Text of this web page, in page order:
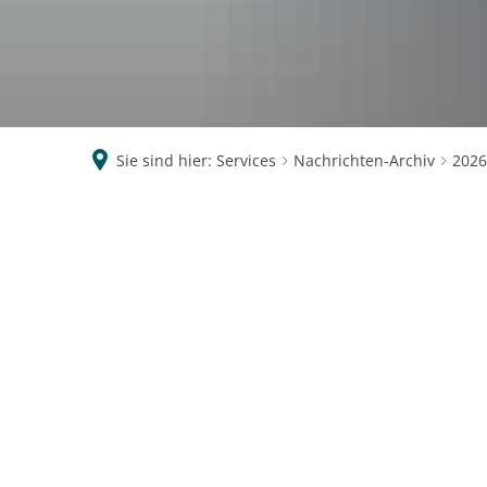
Sie sind hier: Services Nachrichten-Archiv 2026